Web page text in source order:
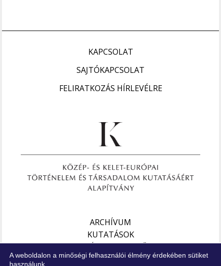
KAPCSOLAT
SAJTÓKAPCSOLAT
FELIRATKOZÁS HÍRLEVÉLRE
ARCHÍVUM
KUTATÁSOK
EURÁZSIAI FIGYELŐ
A weboldalon a minőségi felhasználói élmény érdekében sütiket
használunk.